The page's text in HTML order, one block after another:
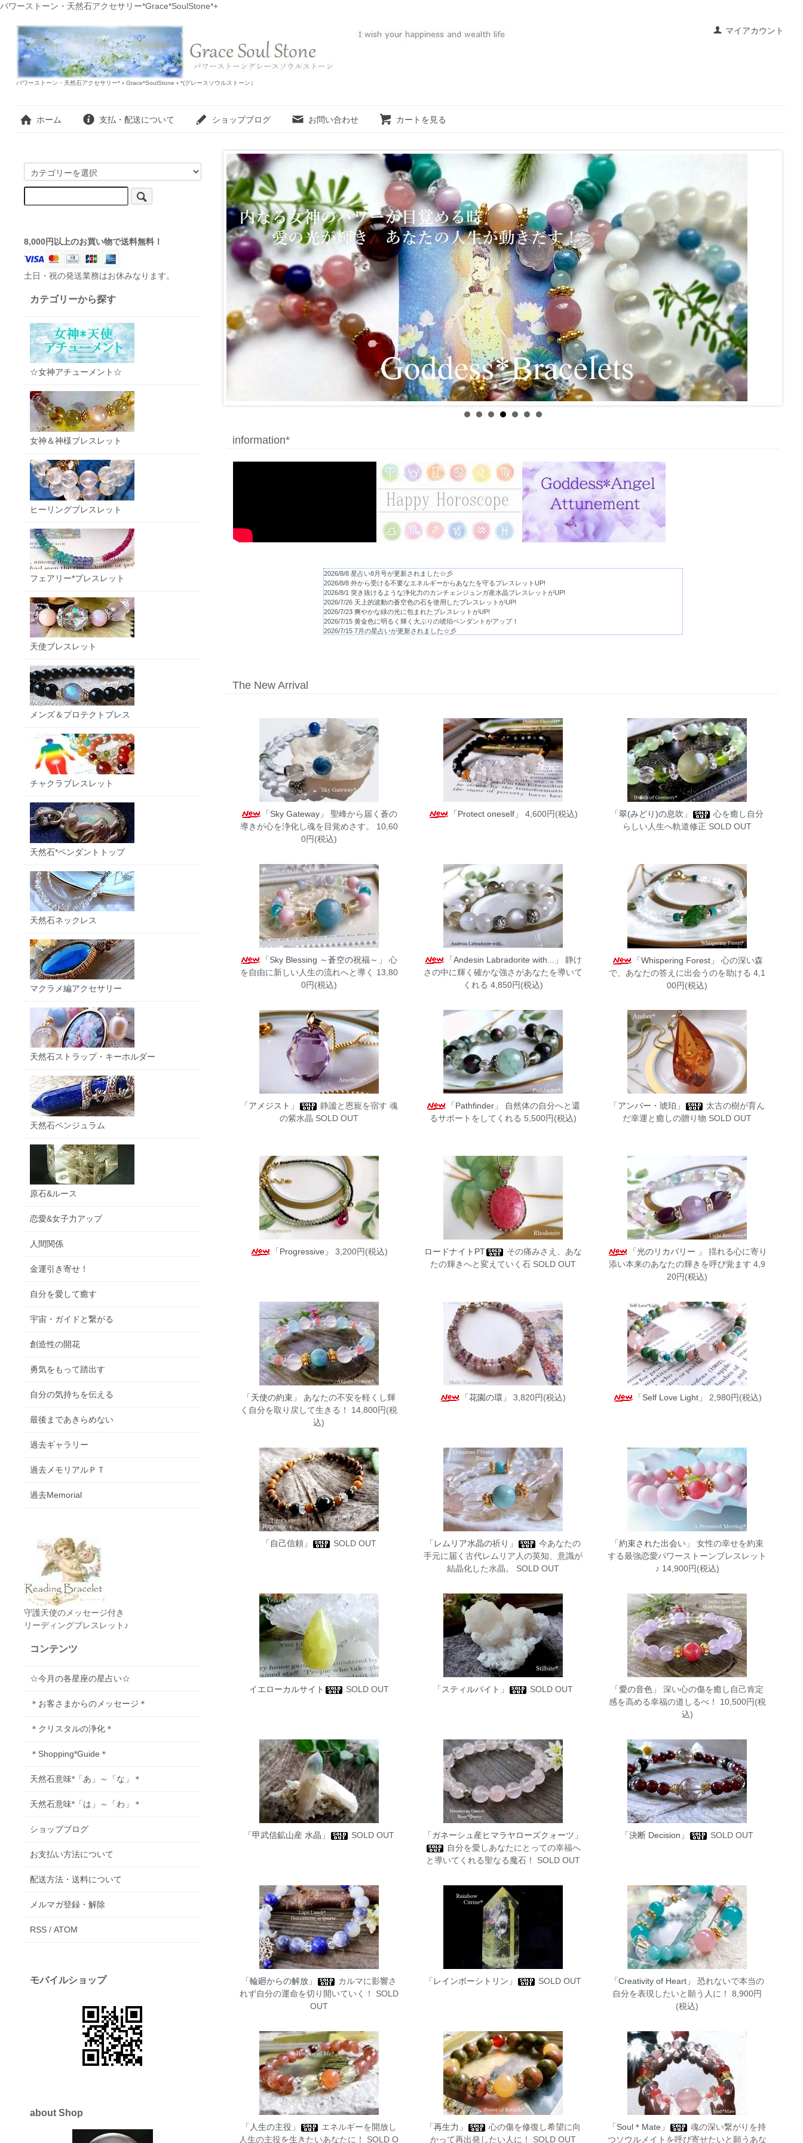
パワーストーン・天然石アクセサリー*Grace*SoulStone*+
マイアカウント
パワーストーン・天然石アクセサリー*＋Grace*SoulStone＋*(グレースソウルストーン）
ホーム 支払・配送について ショップブログ お問い合わせ カートを見る
information*
2026/8/8 星占い8月号が更新されました☆彡
2026/8/8 外から受ける不要なエネルギーからあなたを守るブレスレットUP!
2026/8/1 突き抜けるような浄化力のカンチェンジュンガ産水晶ブレスレットがUP!
2026/7/26 天上的波動の蒼空色の石を使用したブレスレットがUP!
2026/7/23 爽やかな緑の光に包まれたブレスレットがUP!
2026/7/15 黄金色に明るく輝く大ぶりの琥珀ペンダントがアップ！
2026/7/15 7月の星占いが更新されました☆彡
2026/4/2 薄ピンクと緑の優しい風合いのブレスレットがアップしました！
The New Arrival
「Sky Gateway」
聖峰から届く蒼の
導きが心を浄化し魂を目覚めさす。 10,60
0円(税込)
「Protect oneself」 4,600円(税込) 「翠(みどり)の息吹」
心を癒し自分
らしい人生へ軌道修正 SOLD OUT
「Sky Blessing ～蒼空の祝福～」
心
を自由に新しい人生の流れへと導く 13,80
0円(税込)
「Andesin Labradorite with...」
静け
さの中に輝く確かな強さがあなたを導いて
くれる 4,850円(税込)
「Whispering Forest」
心の深い森
で、あなたの答えに出会うのを助ける 4,1
00円(税込)
「アメジスト」
静謐と恩寵を宿す 魂
の紫水晶 SOLD OUT
「Pathfinder」
自然体の自分へと還
るサポートをしてくれる 5,500円(税込)
「アンバー・琥珀」
太古の樹が育ん
だ幸運と癒しの贈り物 SOLD OUT
「Progressive」 3,200円(税込) ロードナイトPT
その痛みさえ、あな
たの輝きへと変えていく石 SOLD OUT
「光のリカバリー 」
揺れる心に寄り
添い本来のあなたの輝きを呼び覚ます 4,9
20円(税込)
「天使の約束」
あなたの不安を軽くし輝
く自分を取り戻して生きる！ 14,800円(税
込)
「花園の環」 3,820円(税込) 「Self Love Light」 2,980円(税込)
「自己信頼」 SOLD OUT 「レムリア水晶の祈り」
今あなたの
手元に届く古代レムリア人の英知、意識が
結晶化した水晶。 SOLD OUT
「約束された出会い」
女性の幸せを約束
する最強恋愛パワーストーンブレスレット
♪ 14,900円(税込)
イエローカルサイト SOLD OUT 「スティルバイト」 SOLD OUT 「愛の音色」
深い心の傷を癒し自己肯定
感を高める幸福の道しるべ！ 10,500円(税
込)
「甲武信鉱山産 水晶」 SOLD OUT
「ガネーシュ産ヒマラヤローズクォーツ」
自分を愛しあなたにとっての幸福へ
と導いてくれる聖なる魔石！ SOLD OUT
「決断 Decision」 SOLD OUT
「輪廻からの解放」
カルマに影響さ
れず自分の運命を切り開いていく！ SOLD
OUT
「レインボーシトリン」 SOLD OUT 「Creativity of Heart」
恐れないで本当の
自分を表現したいと願う人に！ 8,900円
(税込)
「人生の主役」
エネルギーを開放し
人生の主役を生きたいあなたに！ SOLD O
「再生力」
心の傷を修復し希望に向
かって再出発したい人に！ SOLD OUT
「Soul＊Mate」
魂の深い繋がりを持
つソウルメイトを呼び寄せたいと願うあな
8,000円以上のお買い物で送料無料！
土日・祝の発送業務はお休みなります。
カテゴリーから探す
☆女神アチューメント☆
女神＆神様ブレスレット
ヒーリングブレスレット
フェアリー*ブレスレット
天使ブレスレット
メンズ＆プロテクトブレス
チャクラブレスレット
天然石*ペンダントトップ
天然石ネックレス
マクラメ編アクセサリー
天然石ストラップ・キーホルダー
天然石ペンジュラム
原石&ルース
恋愛&女子力アップ
人間関係
金運引き寄せ！
自分を愛して癒す
宇宙・ガイドと繋がる
創造性の開花
勇気をもって踏出す
自分の気持ちを伝える
最後まであきらめない
過去ギャラリー
過去メモリアルＰＴ
過去Memorial
守護天使のメッセージ付き
リーディングブレスレット♪
コンテンツ
☆今月の各星座の星占い☆
＊お客さまからのメッセージ＊
＊クリスタルの浄化＊
＊Shopping*Guide＊
天然石意味*「あ」～「な」＊
天然石意味*「は」～「わ」＊
ショップブログ
お支払い方法について
配送方法・送料について
メルマガ登録・解除
RSS/ ATOM
モバイルショップ
about Shop